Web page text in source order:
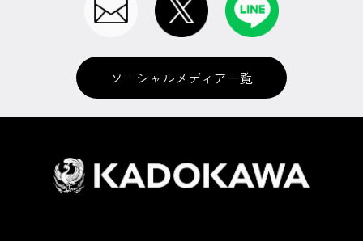
ソーシャルメディア一覧